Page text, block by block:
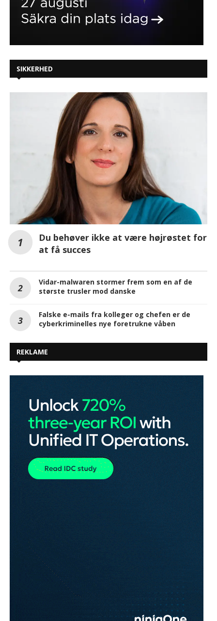
SIKKERHED
Du behøver ikke at være højrøstet for
at få succes
Vidar-malwaren stormer frem som en af de
største trusler mod danske
Falske e-mails fra kolleger og chefen er de
cyberkriminelles nye foretrukne våben
REKLAME